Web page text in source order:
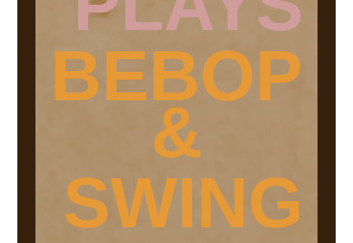
BEBOP
&
SWING